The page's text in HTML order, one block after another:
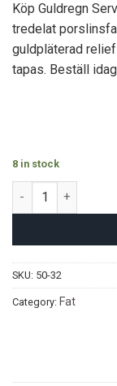
Köp Guldregn
tredelat
guldpläterad
tapas. Beställ
8 in stock
Guldregn
SKU: 50-32
Category: Fat